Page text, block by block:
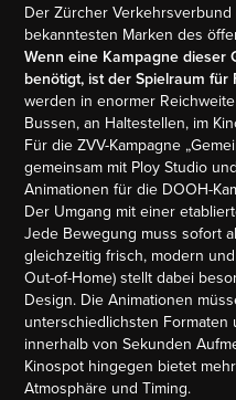
Der Zürcher Verkehrsverbund
bekanntesten Marken des
Wenn eine Kampagne dieser
benötigt, ist der Spielraum für
werden in enormer
Bussen, an Haltestellen, im
Für die ZVV-Kampagne
gemeinsam mit Ploy Studio
Animationen für die DOOH-
Der Umgang mit einer
Jede Bewegung muss sofort
gleichzeitig frisch, modern
Out-of-Home) stellt dabei
Design. Die Animationen
unterschiedlichsten
innerhalb von Sekunden
Kinospot hingegen bietet
Atmosphäre und Timing.